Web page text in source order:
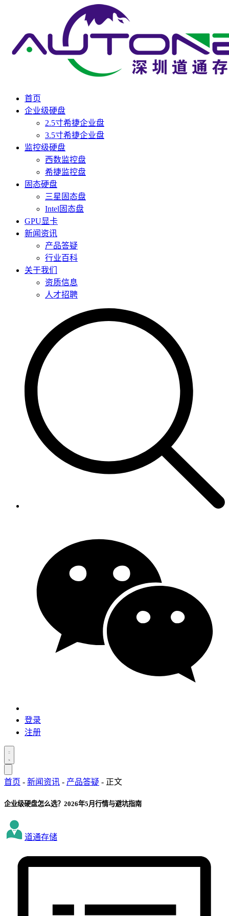
首页
企业级硬盘
2.5寸希捷企业盘
3.5寸希捷企业盘
监控级硬盘
西数监控盘
希捷监控盘
固态硬盘
三星固态盘
Intel固态盘
GPU显卡
新闻资讯
产品答疑
行业百科
关于我们
资质信息
人才招聘
登录
注册
首页 - 新闻资讯 - 产品答疑 - 正文
企业级硬盘怎么选？2026年5月行情与避坑指南
道通存储